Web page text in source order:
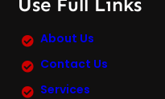
Use Full Links
About Us
Contact Us
Services